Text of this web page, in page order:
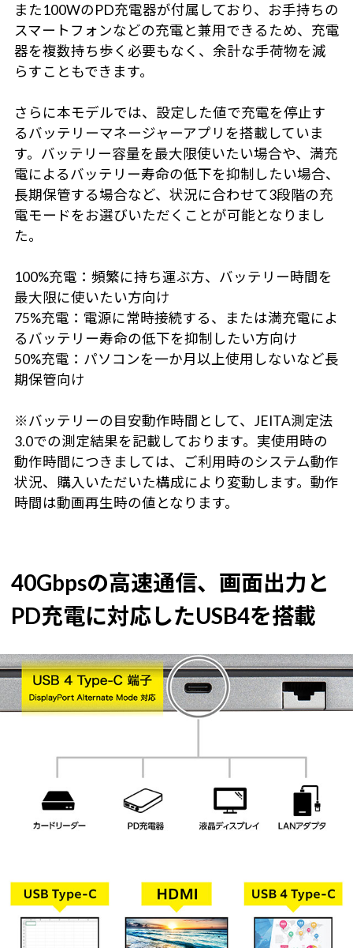
また100WのPD充電器が付属しており、お手持ちの
スマートフォンなどの充電と兼用できるため、充電
器を複数持ち歩く必要もなく、余計な手荷物を減
らすこともできます。
さらに本モデルでは、設定した値で充電を停止す
るバッテリーマネージャーアプリを搭載していま
す。バッテリー容量を最大限使いたい場合や、満充
電によるバッテリー寿命の低下を抑制したい場合、
長期保管する場合など、状況に合わせて3段階の充
電モードをお選びいただくことが可能となりまし
た。
100%充電：頻繁に持ち運ぶ方、バッテリー時間を
最大限に使いたい方向け
75%充電：電源に常時接続する、または満充電によ
るバッテリー寿命の低下を抑制したい方向け
50%充電：パソコンを一か月以上使用しないなど長
期保管向け
※バッテリーの目安動作時間として、JEITA測定法
3.0での測定結果を記載しております。実使用時の
動作時間につきましては、ご利用時のシステム動作
状況、購入いただいた構成により変動します。動作
時間は動画再生時の値となります。
40Gbpsの高速通信、画面出力と
PD充電に対応したUSB4を搭載